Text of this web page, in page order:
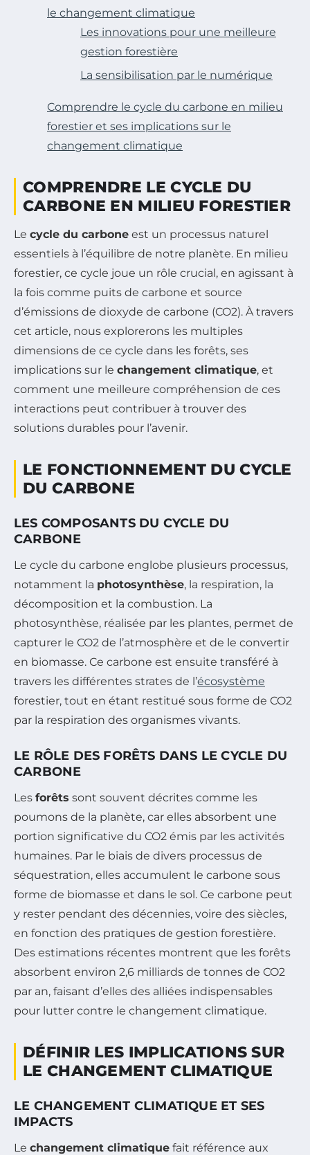
le changement climatique
Les innovations pour une meilleure
gestion forestière
La sensibilisation par le numérique
Comprendre le cycle du carbone en milieu
forestier et ses implications sur le
changement climatique
COMPRENDRE LE CYCLE DU
CARBONE EN MILIEU FORESTIER
Le cycle du carbone est un processus naturel
essentiels à l’équilibre de notre planète. En milieu
forestier, ce cycle joue un rôle crucial, en agissant à
la fois comme puits de carbone et source
d’émissions de dioxyde de carbone (CO2). À travers
cet article, nous explorerons les multiples
dimensions de ce cycle dans les forêts, ses
implications sur le changement climatique, et
comment une meilleure compréhension de ces
interactions peut contribuer à trouver des
solutions durables pour l’avenir.
LE FONCTIONNEMENT DU CYCLE
DU CARBONE
LES COMPOSANTS DU CYCLE DU
CARBONE
Le cycle du carbone englobe plusieurs processus,
notamment la photosynthèse, la respiration, la
décomposition et la combustion. La
photosynthèse, réalisée par les plantes, permet de
capturer le CO2 de l’atmosphère et de le convertir
en biomasse. Ce carbone est ensuite transféré à
travers les différentes strates de l’écosystème
forestier, tout en étant restitué sous forme de CO2
par la respiration des organismes vivants.
LE RÔLE DES FORÊTS DANS LE CYCLE DU
CARBONE
Les forêts sont souvent décrites comme les
poumons de la planète, car elles absorbent une
portion significative du CO2 émis par les activités
humaines. Par le biais de divers processus de
séquestration, elles accumulent le carbone sous
forme de biomasse et dans le sol. Ce carbone peut
y rester pendant des décennies, voire des siècles,
en fonction des pratiques de gestion forestière.
Des estimations récentes montrent que les forêts
absorbent environ 2,6 milliards de tonnes de CO2
par an, faisant d’elles des alliées indispensables
pour lutter contre le changement climatique.
DÉFINIR LES IMPLICATIONS SUR
LE CHANGEMENT CLIMATIQUE
LE CHANGEMENT CLIMATIQUE ET SES
IMPACTS
Le changement climatique fait référence aux